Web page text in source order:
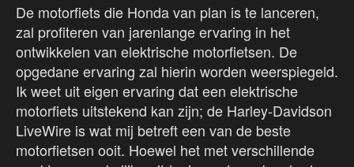
De motorfiets die Honda van plan is te lanceren,
zal profiteren van jarenlange ervaring in het
ontwikkelen van elektrische motorfietsen. De
opgedane ervaring zal hierin worden weerspiegeld.
Ik weet uit eigen ervaring dat een elektrische
motorfiets uitstekend kan zijn; de Harley-Davidson
LiveWire is wat mij betreft een van de beste
motorfietsen ooit. Hoewel het met verschillende